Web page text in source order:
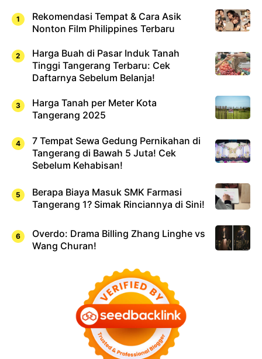
Rekomendasi Tempat & Cara Asik
Nonton Film Philippines Terbaru
Harga Buah di Pasar Induk Tanah
Tinggi Tangerang Terbaru: Cek
Daftarnya Sebelum Belanja!
Harga Tanah per Meter Kota
Tangerang 2025
7 Tempat Sewa Gedung Pernikahan di
Tangerang di Bawah 5 Juta! Cek
Sebelum Kehabisan!
Berapa Biaya Masuk SMK Farmasi
Tangerang 1? Simak Rinciannya di Sini!
Overdo: Drama Billing Zhang Linghe vs
Wang Churan!